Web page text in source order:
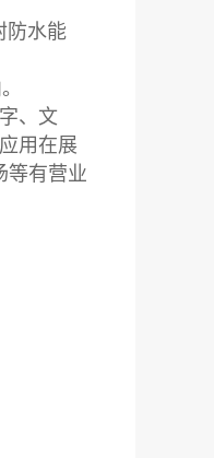
防水能
、文
用在展
等有营业